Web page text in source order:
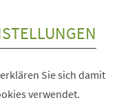
Sie sich damit
verwendet.